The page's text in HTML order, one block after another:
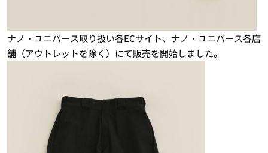
ナノ・ユニバース取り扱い各ECサイト、ナノ・ユニバース各店
舗（アウトレットを除く）にて販売を開始しました。